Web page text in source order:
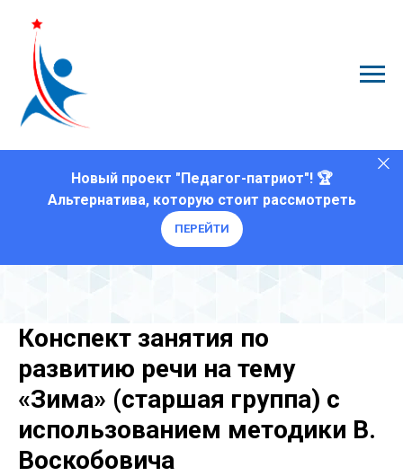
Новый проект "Педагог-патриот"! 🏆
Альтернатива, которую стоит рассмотреть
ПЕРЕЙТИ
Конспект занятия по
развитию речи на тему
«Зима» (старшая группа) с
использованием методики В.
Воскобовича